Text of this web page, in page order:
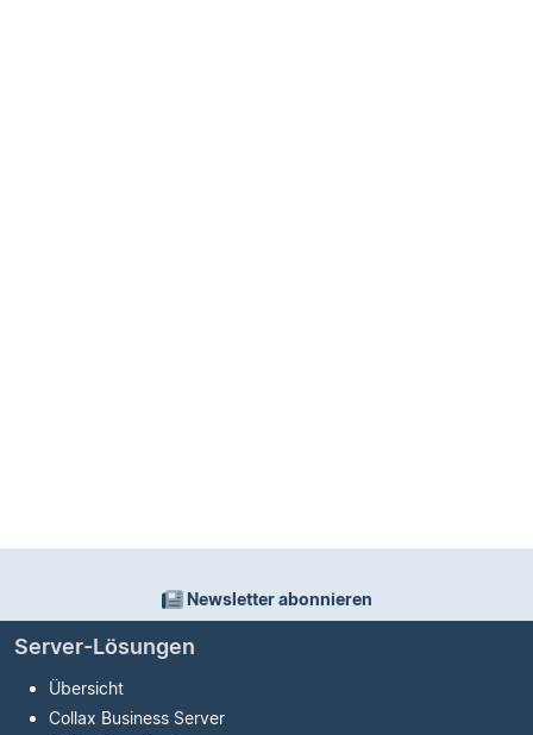
Newsletter abonnieren
Server-Lösungen
Übersicht
Collax Business Server